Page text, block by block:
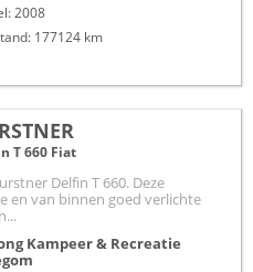
2008
177124 km
T 660 Fiat
Delfin T 660. Deze
en van binnen goed verlichte
Kampeer & Recreatie